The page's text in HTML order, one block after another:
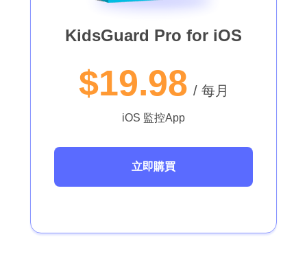
KidsGuard Pro for iOS
$19.98 / 每月
iOS 監控App
立即購買